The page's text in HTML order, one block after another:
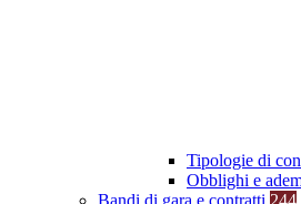
Tipologie di
Obblighi e